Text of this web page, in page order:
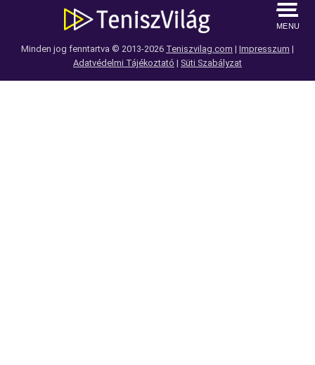
MENU
Minden jog fenntartva © 2013-2026 Teniszvilag.com | Impresszum |
Adatvédelmi Tájékoztató | Süti Szabályzat